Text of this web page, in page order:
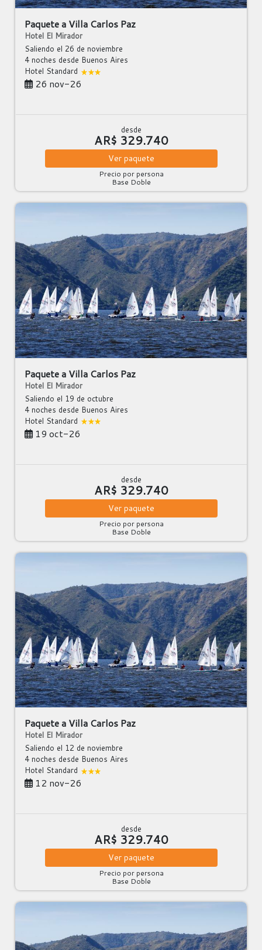
Paquete a Villa Carlos Paz
Hotel El Mirador
Saliendo el 26 de noviembre
4 noches desde Buenos Aires
Hotel Standard
26 nov-26
desde
AR$ 329.740
Ver paquete
Precio por persona
Base Doble
Paquete a Villa Carlos Paz
Hotel El Mirador
Saliendo el 19 de octubre
4 noches desde Buenos Aires
Hotel Standard
19 oct-26
desde
AR$ 329.740
Ver paquete
Precio por persona
Base Doble
Paquete a Villa Carlos Paz
Hotel El Mirador
Saliendo el 12 de noviembre
4 noches desde Buenos Aires
Hotel Standard
12 nov-26
desde
AR$ 329.740
Ver paquete
Precio por persona
Base Doble